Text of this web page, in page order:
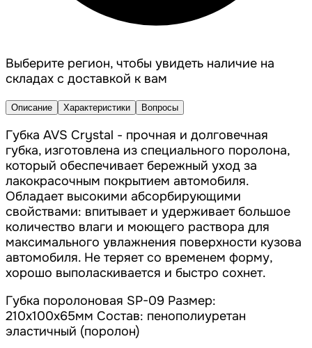
Выберите регион, чтобы увидеть наличие на
складах с доставкой к вам
Описание Характеристики Вопросы
Губка AVS Crystal - прочная и долговечная
губка, изготовлена из специального поролона,
который обеспечивает бережный уход за
лакокрасочным покрытием автомобиля.
Обладает высокими абсорбирующими
свойствами: впитывает и удерживает большое
количество влаги и моющего раствора для
максимального увлажнения поверхности кузова
автомобиля. Не теряет со временем форму,
хорошо выполаскивается и быстро сохнет.
Губка поролоновая SP-09 Размер:
210x100x65мм Состав: пенополиуретан
эластичный (поролон)